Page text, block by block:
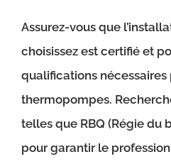
Assurez-vous que
choisissez est certifié et
qualifications
thermopompes.
telles que RBQ (Régie du
pour garantir le